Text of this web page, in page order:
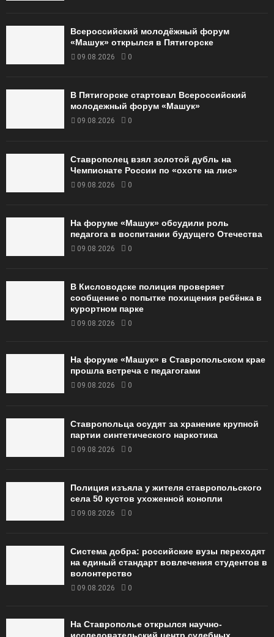
Всероссийский молодёжный форум
«Машук» открылся в Пятигорске
09.08.2026 0
В Пятигорске стартовал Всероссийский
молодежный форум «Машук»
09.08.2026 0
Ставрополец взял золотой дубль на
Чемпионате России по «охоте на лис»
09.08.2026 0
На форуме «Машук» обсудили роль
педагога в воспитании будущего Отечества
09.08.2026 0
В Кисловодске полиция проверяет
сообщение о попытке похищения ребёнка в
курортном парке
09.08.2026 0
На форуме «Машук» в Ставропольском крае
прошла встреча с педагогами
09.08.2026 0
Ставропольца осудят за хранение крупной
партии синтетического наркотика
09.08.2026 0
Полиция изъяла у жителя ставропольского
села 50 кустов ухоженной конопли
09.08.2026 0
Система добра: российские вузы переходят
на единый стандарт вовлечения студентов в
волонтерство
09.08.2026 0
На Ставрополье открылся научно-